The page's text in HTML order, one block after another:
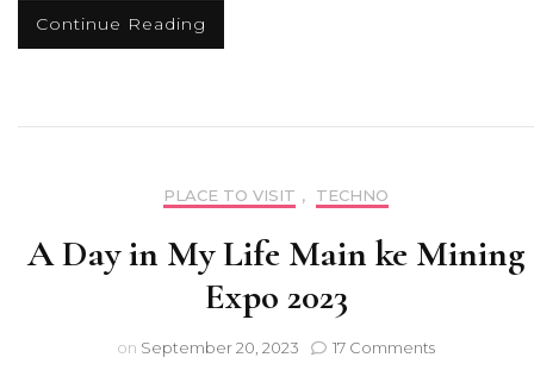
Continue Reading
PLACE TO VISIT , TECHNO
A Day in My Life Main ke Mining
Expo 2023
on September 20, 2023 17 Commentson